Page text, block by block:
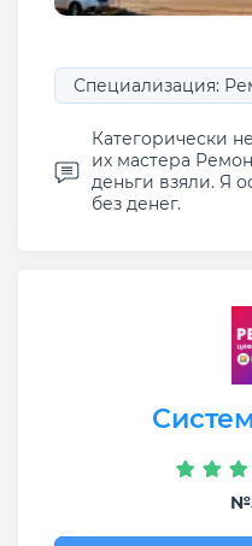
Специализация:
Категорически
их мастера
деньги взяли. Я
без денег.